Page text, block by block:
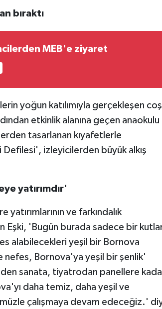
bıraktı
MEB'e ziyaret
yoğun katılımıyla gerçekleşen
etkinlik alanına geçen anaokulu
tasarlanan kıyafetlerle
izleyicilerden büyük alkış
yatırımdır'
ve farkındalık
Eşki, 'Bugün burada sadece bir
alabilecekleri yeşil bir Bornova
nefes, Bornova'ya yeşil bir şenlik'
sanata, tiyatrodan panellere
daha temiz, daha yeşil ve
çalışmaya devam edeceğiz.'